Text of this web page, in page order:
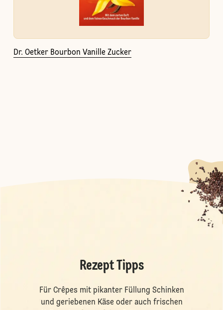
Dr. Oetker Bourbon Vanille Zucker
Rezept Tipps
Für Crêpes mit pikanter Füllung Schinken
und geriebenen Käse oder auch frischen